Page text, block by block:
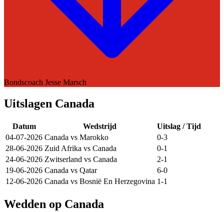
Bondscoach Jesse Marsch
Uitslagen Canada
Datum Wedstrijd
Uitslag / Tijd
04-07-2026 Canada vs Marokko
0-3
28-06-2026 Zuid Afrika vs Canada
0-1
24-06-2026 Zwitserland vs Canada
2-1
19-06-2026 Canada vs Qatar
6-0
12-06-2026 Canada vs Bosnië En Herzegovina 1-1
Wedden op Canada